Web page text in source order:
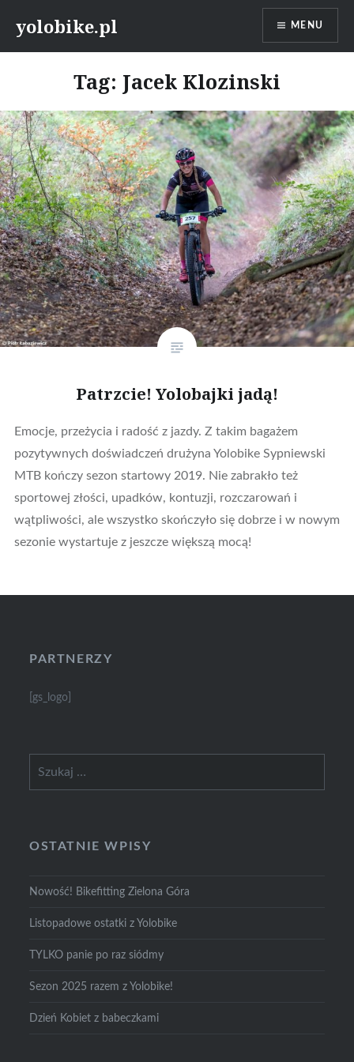
yolobike.pl MENU
Tag: Jacek Klozinski
Patrzcie! Yolobajki jadą!
Emocje, przeżycia i radość z jazdy. Z takim bagażem
pozytywnych doświadczeń drużyna Yolobike Sypniewski
MTB kończy sezon startowy 2019. Nie zabrakło też
sportowej złości, upadków, kontuzji, rozczarowań i
wątpliwości, ale wszystko skończyło się dobrze i w nowym
sezonie wystartuje z jeszcze większą mocą!
PARTNERZY
[gs_logo]
OSTATNIE WPISY
Nowość! Bikefitting Zielona Góra
Listopadowe ostatki z Yolobike
TYLKO panie po raz siódmy
Sezon 2025 razem z Yolobike!
Dzień Kobiet z babeczkami